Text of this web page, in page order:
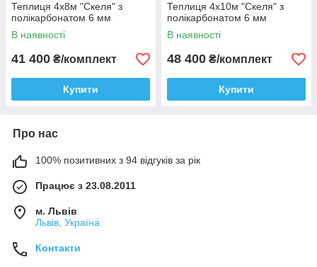
Теплиця 4х8м "Скеля" з
полікарбонатом 6 мм
В наявності
41 400 ₴/комплект
Купити
Теплиця 4х10м "Скеля" з
полікарбонатом 6 мм
В наявності
48 400 ₴/комплект
Купити
Про нас
100% позитивних з 94 відгуків за рік
Працює з 23.08.2011
м. Львів
Львів, Україна
Контакти